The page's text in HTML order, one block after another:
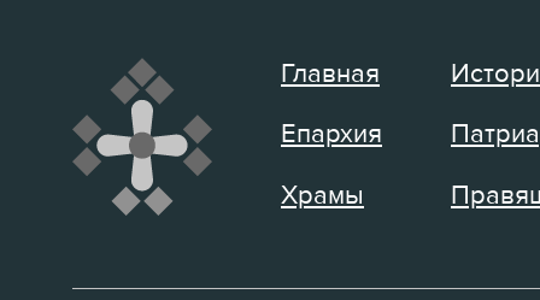
Главная
Епархия
Храмы